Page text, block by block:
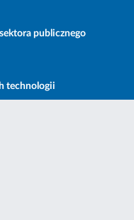
publicznego
technologii